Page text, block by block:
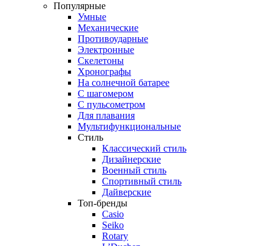
Популярные
Умные
Механические
Противоударные
Электронные
Скелетоны
Хронографы
На солнечной батарее
С шагомером
С пульсометром
Для плавания
Мультифункциональные
Стиль
Классический стиль
Дизайнерские
Военный стиль
Спортивный стиль
Дайверские
Топ-бренды
Casio
Seiko
Rotary